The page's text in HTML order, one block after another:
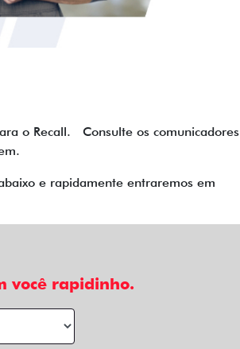
o Recall. Consulte os comunicadores
e rapidamente entraremos em
você rapidinho.